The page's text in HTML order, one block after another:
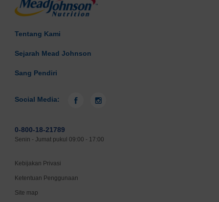
Tentang Kami
Sejarah Mead Johnson
Sang Pendiri
Social Media:
0-800-18-21789
Senin - Jumat pukul 09:00 - 17:00
Kebijakan Privasi
Ketentuan Penggunaan
Site map